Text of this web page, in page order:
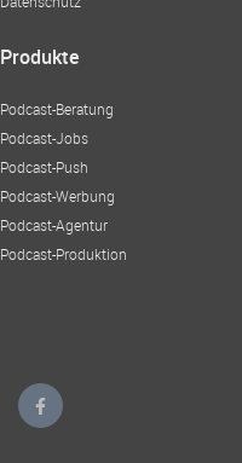
Produkte
Podcast-Beratung
Podcast-Jobs
Podcast-Push
Podcast-Werbung
Podcast-Agentur
Podcast-Produktion